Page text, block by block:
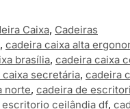
Caixa, Cadeiras
, cadeira caixa alta
brasília, cadeira caixa
caixa secretária, cadeira
norte, cadeira de
ceilândia df,